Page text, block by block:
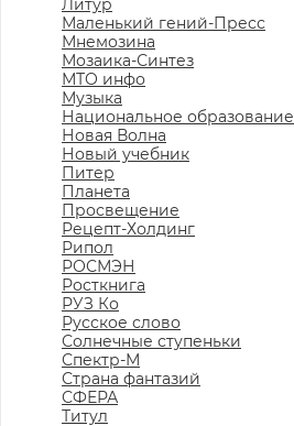
Литур
Маленький гений-Пресс
Мнемозина
Мозаика-Синтез
МТО инфо
Музыка
Национальное образование
Новая Волна
Новый учебник
Питер
Планета
Просвещение
Рецепт-Холдинг
Рипол
РОСМЭН
Росткнига
РУЗ Ко
Русское слово
Солнечные ступеньки
Спектр-М
Страна фантазий
СФЕРА
Титул